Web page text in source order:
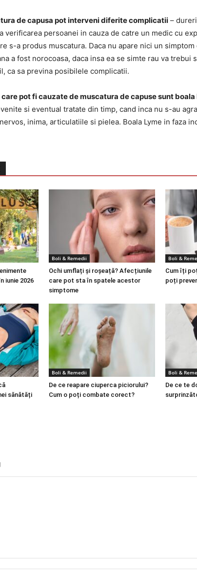
de capusa pot interveni diferite complicatii –
verificarea persoanei in cauza de catre un medic cu
s-a produs muscatura. Daca nu apare nici un
a fost norocoasa, daca insa ea se simte rau va trebui
ca sa previna posibilele complicatii.
pot fi cauzate de muscatura de capuse sunt
si eventual tratate din timp, cand inca nu s-au
inima, articulatiile si pielea. Boala Lyme in faza
iunie 2026
Boli & Remedii
Ochi umflați și roșeață? Afecțiunile
care pot sta în spatele acestor
simptome
Boli &
Cum îți
poți
sănătăți
Boli & Remedii
De ce reapare ciuperca piciorului?
Cum o poți combate corect?
Boli &
De ce te